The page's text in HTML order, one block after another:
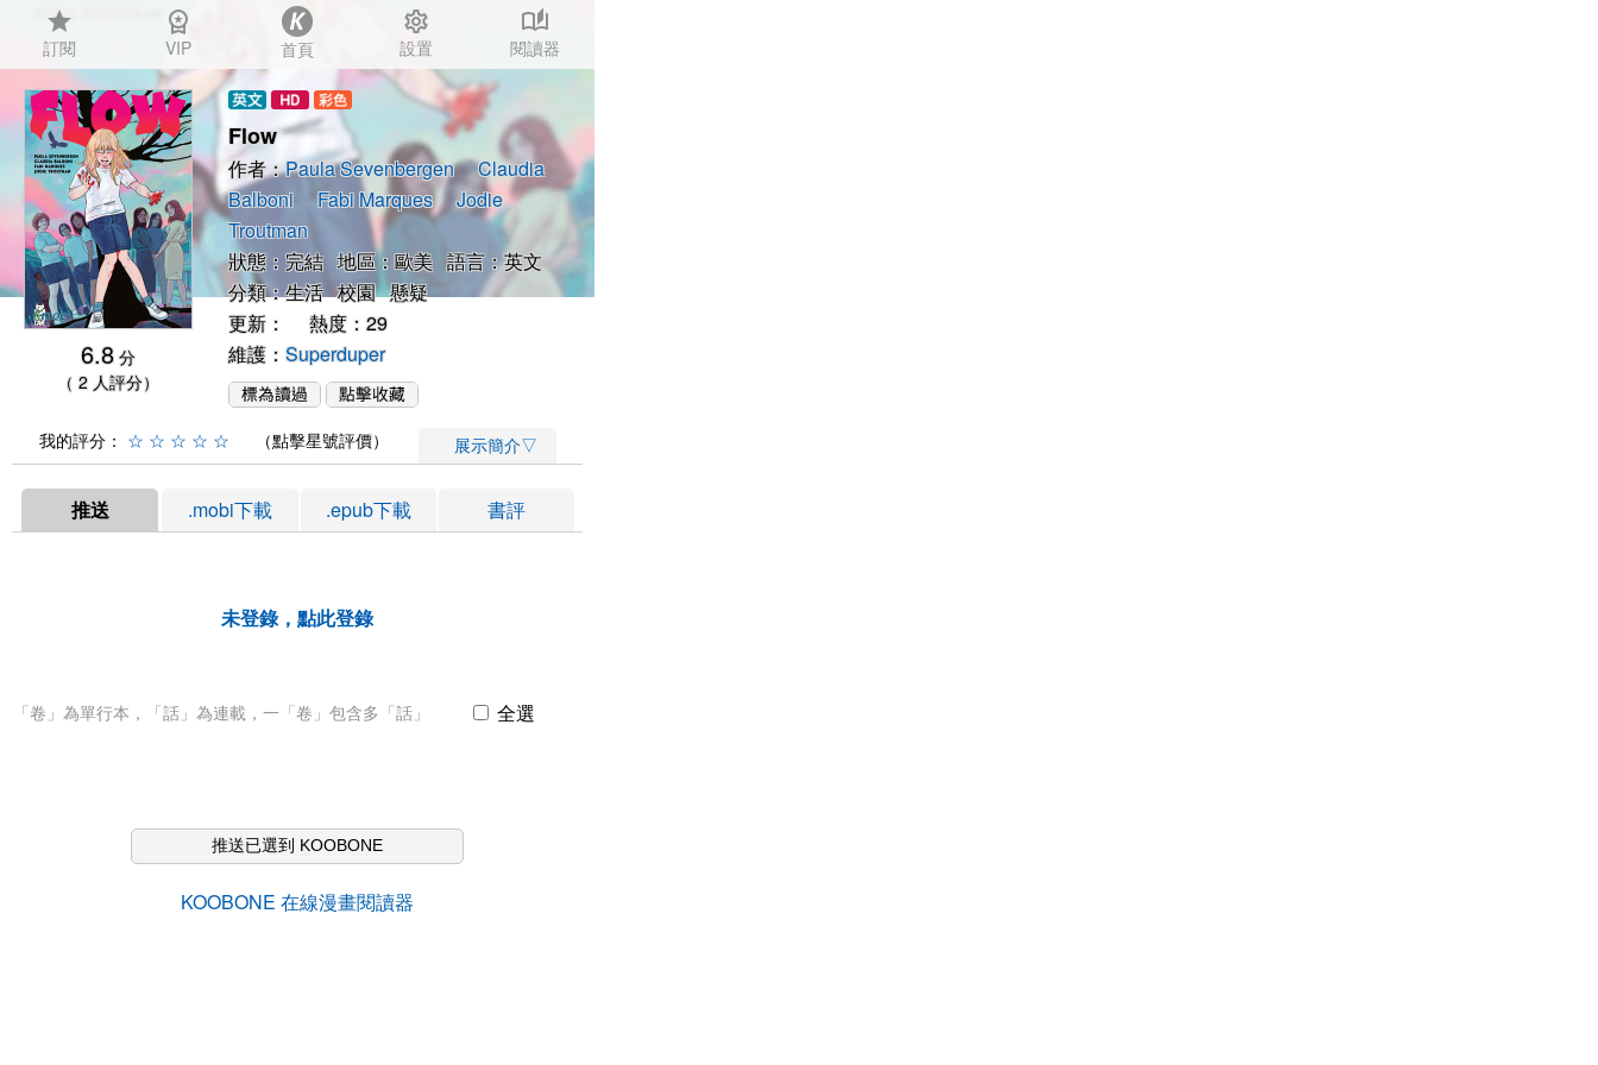
star
訂閱
workspace_premium
VIP 首頁
settings
設置
auto_stories
閱讀器
6.8 分
（ 2 人評分）
Flow
作者：Paula Sevenbergen
Claudia
Balboni
Fabi Marques
Jodie
Troutman
狀態：完結 地區：歐美 語言：英文
分類：生活 校園 懸疑
更新： 熱度：29
維護： Superduper
我的評分： ☆ ☆ ☆ ☆ ☆ （點擊星號評價） 展示簡介▽
推送 .mobi下載 .epub下載 書評
未登錄，點此登錄
「卷」為單行本，「話」為連載，一「卷」包含多「話」 全選
推送已選到 KOOBONE
KOOBONE 在線漫畫閱讀器